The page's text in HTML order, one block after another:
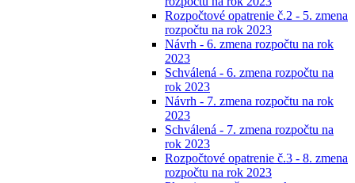
Rozpočtové opatrenie č.2 - 5. zmena
rozpočtu na rok 2023
Návrh - 6. zmena rozpočtu na rok
2023
Schválená - 6. zmena rozpočtu na
rok 2023
Návrh - 7. zmena rozpočtu na rok
2023
Schválená - 7. zmena rozpočtu na
rok 2023
Rozpočtové opatrenie č.3 - 8. zmena
rozpočtu na rok 2023